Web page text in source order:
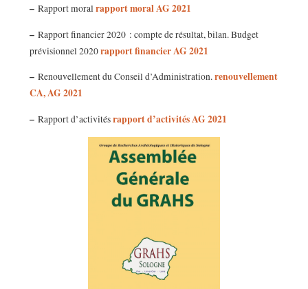
–Rapport moralrapport moral AG 2021
–Rapport financier 2020 : compte de résultat, bilan. Budget
prévisionnel 2020rapport financier AG 2021
–Renouvellement du Conseil d’Administration.renouvellement
CA, AG 2021
–Rapport d’activitésrapport d’activités AG 2021